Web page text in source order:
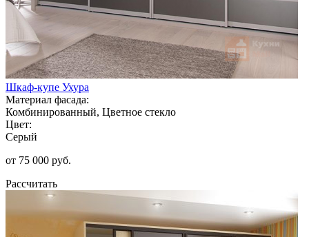
Шкаф-купе Ухура
Материал фасада:
Комбинированный, Цветное стекло
Цвет:
Серый
от 75 000 руб.
Рассчитать